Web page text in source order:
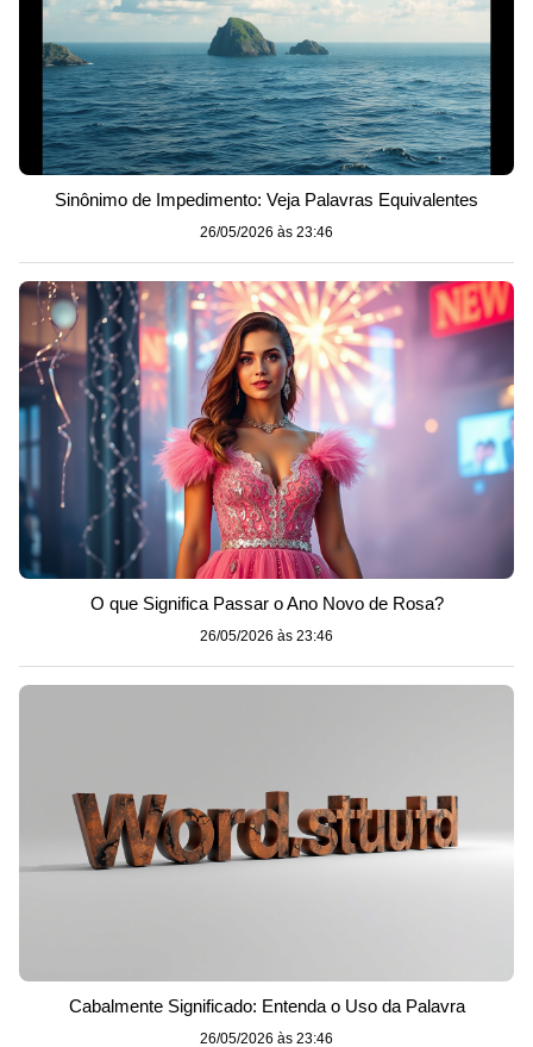
Sinônimo de Impedimento: Veja Palavras Equivalentes
26/05/2026 às 23:46
O que Significa Passar o Ano Novo de Rosa?
26/05/2026 às 23:46
Cabalmente Significado: Entenda o Uso da Palavra
26/05/2026 às 23:46